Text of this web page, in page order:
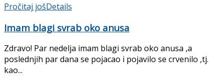
Pročitaj jošDetails
Imam blagi svrab oko anusa
Zdravo! Par nedelja imam blagi svrab oko anusa ,a
poslednjih par dana se pojacao i pojavilo se crvenilo ,tj.
kao...